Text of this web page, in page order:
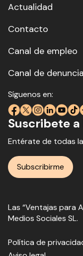
Actualidad
Contacto
Canal de empleo
Canal de
Síguenos en:
Suscribete
Entérate de todas
Subscribirme
Las “Ventajas para
Medios Sociales SL.
Política de